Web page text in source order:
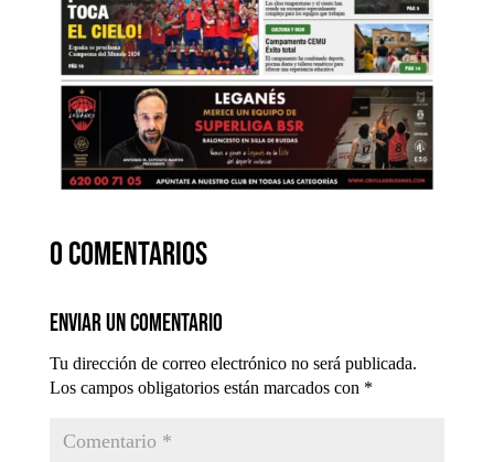
0 comentarios
Enviar un comentario
Tu dirección de correo electrónico no será publicada.
Los campos obligatorios están marcados con *